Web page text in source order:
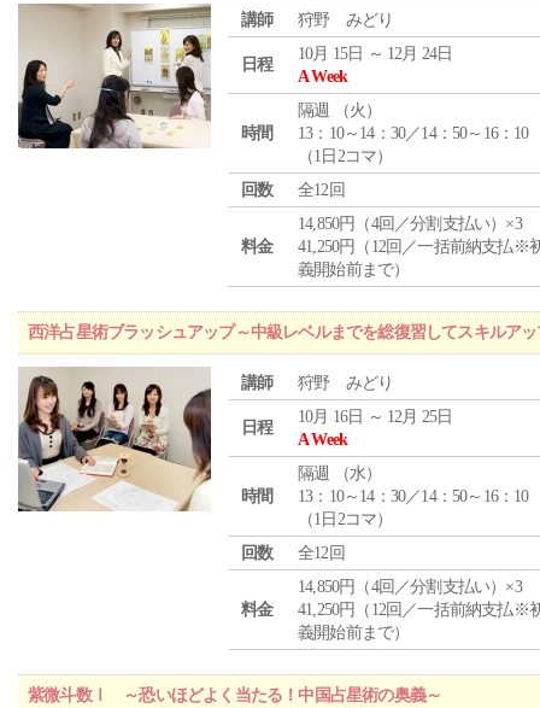
講師 狩野 みどり
日程
10月 15日 ～ 12月 24日
A Week
時間
隔週 （火 ）
13：10～14：30／14：50～16：10
（1日2コマ）
回数
全12回
料金
14,850円（4回／分割支払い）×3
41,250円（12回／一括前納支払※
義開始前まで）
西洋占星術ブラッシュアップ～中級レベルまでを総復習してスキルア
講師 狩野 みどり
日程
10月 16日 ～ 12月 25日
A Week
時間
隔週 （水）
13：10～14：30／14：50～16：10
（1日2コマ）
回数
全12回
料金
14,850円（4回／分割支払い）×3
41,250円（12回／一括前納支払※
義開始前まで）
紫微斗数Ⅰ ～恐いほどよく当たる！中国占星術の奥義～